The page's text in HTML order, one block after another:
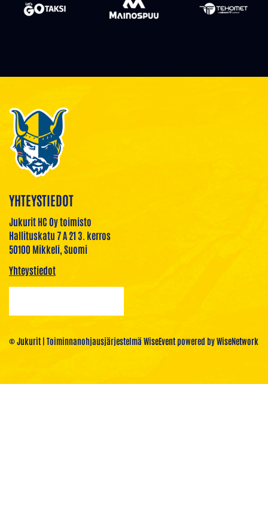
YHTEYSTIEDOT
Jukurit HC Oy toimisto
Hallituskatu 7 A 21 3. kerros
50100 Mikkeli, Suomi
Yhteystiedot
© Jukurit | Toiminnanohjausjärjestelmä WiseEventpowered byWiseNetwork